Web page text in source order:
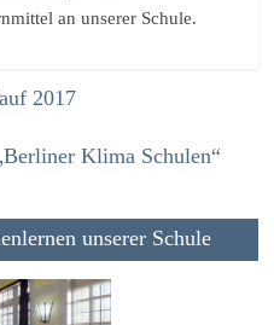
an unserer Schule.
2017
Klima Schulen“
unserer Schule